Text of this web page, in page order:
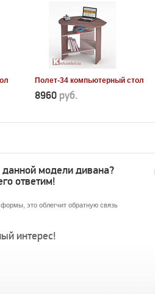
Полет-34 компьютерный стол
8960 руб.
данной модели дивана?
ответим!
это облегчит обратную связь
интерес!